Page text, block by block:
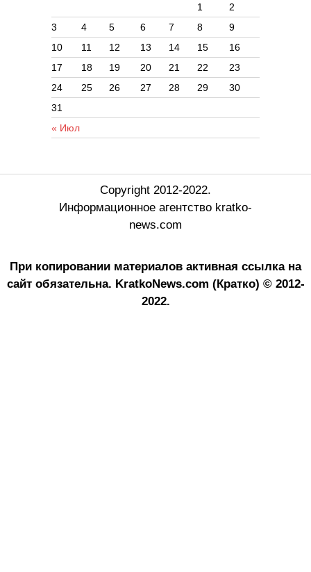
« Июл
1
2
3
4 5 6 7 8
9
10
11 12 13 14 15
16
17
18 19 20 21 22
23
24
25 26 27 28 29
30
31
Copyright 2012-2022.
Информационное агентство kratko-
news.com
При копировании материалов активная ссылка на
сайт обязательна. KratkoNews.com (Кратко) © 2012-
2022.